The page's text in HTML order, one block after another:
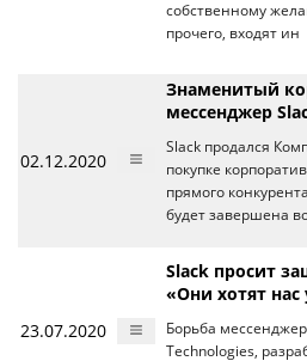
собственному
прочего, входят ин
02.12.2020
Знаменитый
мессенджер
Slack продался
покупке
прямого
будет завершена
23.07.2020
Slack просит
«Они хотят нас
Борьба
Technologies,